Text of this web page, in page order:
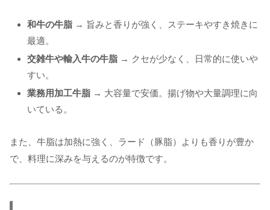
和牛の牛脂 → 旨みと香りが強く、ステーキやすき焼きに
最適。
交雑牛や輸入牛の牛脂 → クセが少なく、日常的に使いや
すい。
業務用加工牛脂 → 大容量で安価。揚げ物や大量調理に向
いている。
また、牛脂は加熱に強く、ラード（豚脂）よりも香りが豊か
で、料理に深みを与えるのが特徴です。